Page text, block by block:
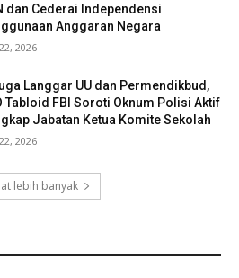
dan Cederai Independensi
Anggaran Negara
2026
Langgar UU dan Permendikbud,
Tabloid FBI Soroti Oknum Polisi Aktif
Jabatan Ketua Komite Sekolah
2026
lebih banyak